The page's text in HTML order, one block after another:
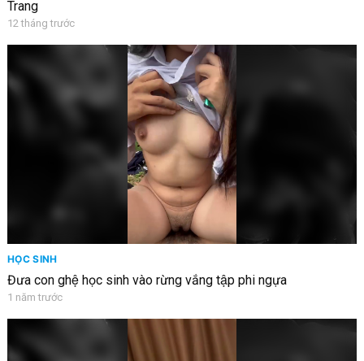
Trang
12 tháng trước
HỌC SINH
Đưa con ghệ học sinh vào rừng vắng tập phi ngựa
1 năm trước